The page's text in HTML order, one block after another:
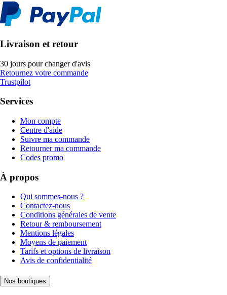
Livraison et retour
30 jours pour changer d'avis
Retournez votre commande
Trustpilot
Services
Mon compte
Centre d'aide
Suivre ma commande
Retourner ma commande
Codes promo
À propos
Qui sommes-nous ?
Contactez-nous
Conditions générales de vente
Retour & remboursement
Mentions légales
Moyens de paiement
Tarifs et options de livraison
Avis de confidentialité
Nos boutiques